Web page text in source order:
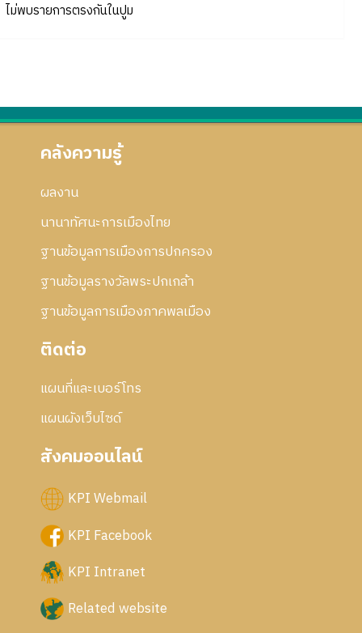
ไม่พบรายการตรงกันในปูม
คลังความรู้
ผลงาน
นานาทัศนะการเมืองไทย
ฐานข้อมูลการเมืองการปกครอง
ฐานข้อมูลรางวัลพระปกเกล้า
ฐานข้อมูลการเมืองภาคพลเมือง
ติดต่อ
แผนที่และเบอร์โทร
แผนผังเว็บไซด์
สังคมออนไลน์
KPI Webmail
KPI Facebook
KPI Intranet
Related website